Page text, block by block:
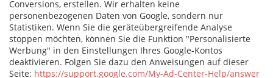
Conversions, erstellen. Wir erhalten keine
personenbezogenen Daten von Google, sondern nur
Statistiken. Wenn Sie die geräteübergreifende Analyse
stoppen möchten, können Sie die Funktion "Personalisierte
Werbung" in den Einstellungen Ihres Google-Kontos
deaktivieren. Folgen Sie dazu den Anweisungen auf dieser
Seite: https://support.google.com/My-Ad-Center-Help/answer